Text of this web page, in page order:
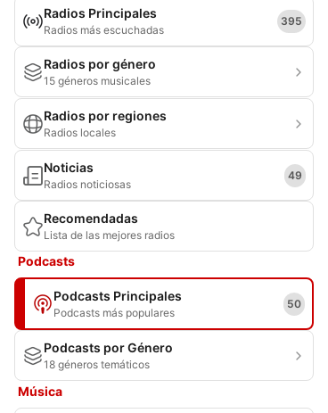
Radios Principales
Radios más escuchadas
395
Radios por género
15 géneros musicales
Radios por regiones
Radios locales
Noticias
Radios noticiosas
49
Recomendadas
Lista de las mejores radios
Podcasts
Podcasts Principales
Podcasts más populares
50
Podcasts por Género
18 géneros temáticos
Música